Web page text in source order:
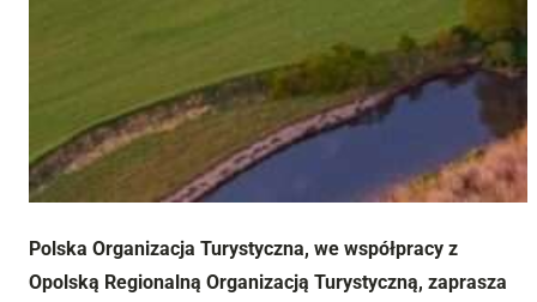
Polska Organizacja Turystyczna, we współpracy z
Opolską Regionalną Organizacją Turystyczną, zaprasza